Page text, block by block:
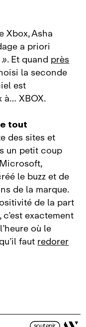
Xbox, Asha
a priori
. Et quand près
la seconde
est
à… XBOX.
tout
des sites et
un petit coup
le buzz et de
de la marque.
de la part
exactement
où le
fautredorer